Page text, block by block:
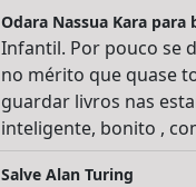
Odara Nassua Kara para
Infantil. Por pouco se
no mérito que quase
guardar livros nas
inteligente, bonito ,
Salve Alan Turing